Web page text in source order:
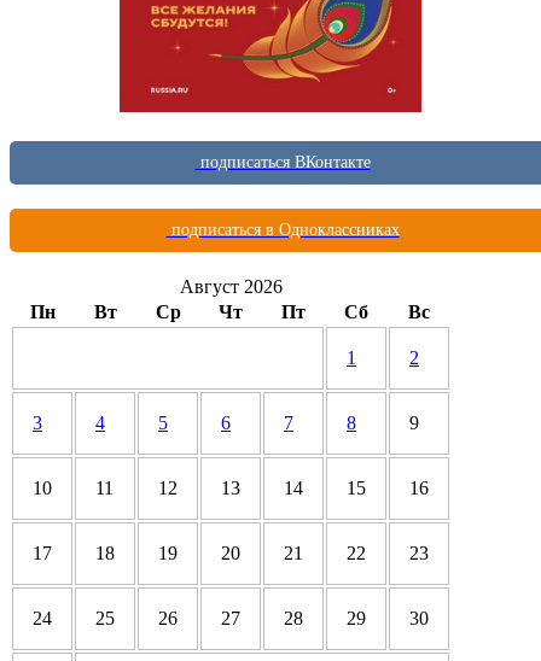
подписаться ВКонтакте
подписаться в Одноклассниках
Август 2026
Пн
Вт Ср Чт Пт Сб Вс
1 2
3 4 5 6 7 8 9
10 11 12 13 14 15 16
17 18 19 20 21 22 23
24 25 26 27 28 29 30